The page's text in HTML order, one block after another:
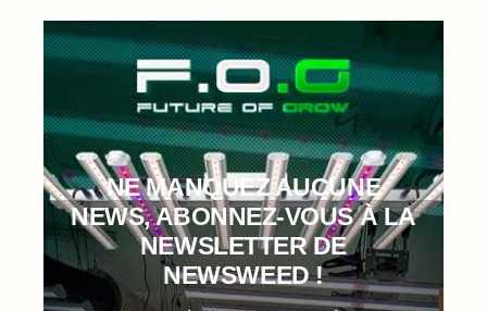
NE MANQUEZ AUCUNE
NEWS, ABONNEZ-VOUS À LA
NEWSLETTER DE
NEWSWEED !